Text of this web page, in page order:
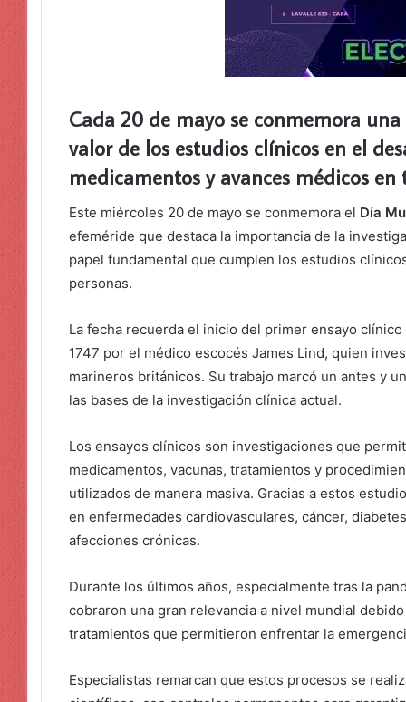
Cada 20 de mayo se conmemora
valor de los estudios clínicos en el
medicamentos y avances médicos
Este miércoles 20 de mayo se conmemora el Día
efeméride que destaca la importancia de la
papel fundamental que cumplen los estudios
personas.
La fecha recuerda el inicio del primer ensayo
1747 por el médico escocés James Lind, quien
marineros británicos. Su trabajo marcó un antes y
las bases de la investigación clínica actual.
Los ensayos clínicos son investigaciones que
medicamentos, vacunas, tratamientos y
utilizados de manera masiva. Gracias a estos
en enfermedades cardiovasculares, cáncer,
afecciones crónicas.
Durante los últimos años, especialmente tras la
cobraron una gran relevancia a nivel mundial
tratamientos que permitieron enfrentar la
Especialistas remarcan que estos procesos se